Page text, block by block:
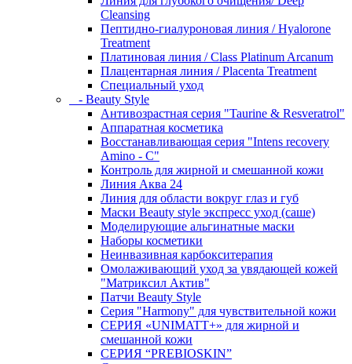
Cleansing
Пептидно-гиалуроновая линия / Hyalorone
Treatment
Платиновая линия / Class Platinum Arcanum
Плацентарная линия / Placenta Treatment
Специальный уход
- Beauty Style
Антивозрастная серия "Taurine & Resveratrol"
Аппаратная косметика
Восстанавливающая серия "Intens recovery
Amino - C"
Контроль для жирной и смешанной кожи
Линия Аква 24
Линия для области вокруг глаз и губ
Маски Beauty style экспресс уход (саше)
Моделирующие альгинатные маски
Наборы косметики
Неинвазивная карбокситерапия
Омолаживающий уход за увядающей кожей
"Матриксил Актив"
Патчи Beauty Style
Серия "Harmony" для чувствительной кожи
СЕРИЯ «UNIMATT+» для жирной и
смешанной кожи
СЕРИЯ “PREBIOSKIN”